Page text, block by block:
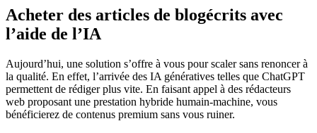
Acheter des articles de blogécrits avec
l’aide de l’IA
Aujourd’hui, une solution s’offre à vous pour scaler sans renoncer à
la qualité. En effet, l’arrivée des IA génératives telles que ChatGPT
permettent de rédiger plus vite. En faisant appel à des rédacteurs
web proposant une prestation hybride humain-machine, vous
bénéficierez de contenus premium sans vous ruiner.